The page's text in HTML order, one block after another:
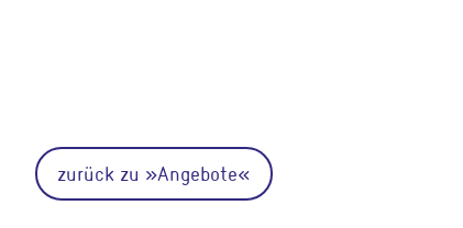
zurück zu »Angebote«